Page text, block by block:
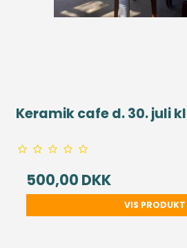
Keramik cafe d. 30. juli
500,00 DKK
VIS PRODUKT